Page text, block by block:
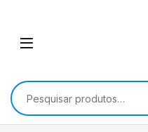
Pesquisar por: